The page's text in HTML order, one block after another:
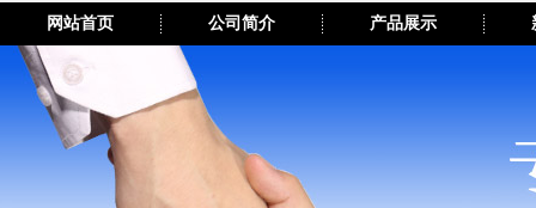
网站首页 公司简介 产品展示